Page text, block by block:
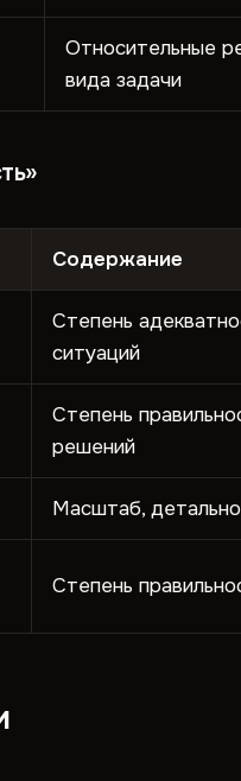
Относительные
вида задачи
Содержание
Степень
ситуаций
Степень
решений
Масштаб,
Степень